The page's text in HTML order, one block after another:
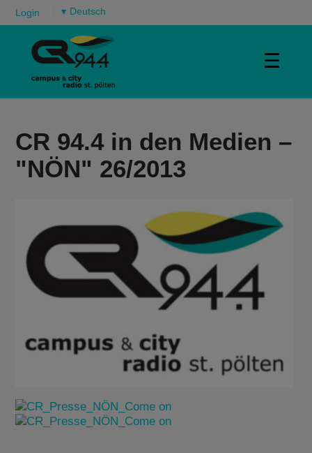
Login ▾
☰
CR 94.4 in den Medien –
"NÖN" 26/2013